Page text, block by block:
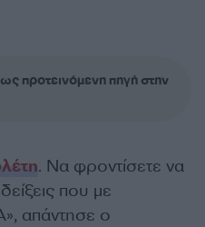
προτεινόμενη πηγή στην
. Να φροντίσετε να
που με
απάντησε ο